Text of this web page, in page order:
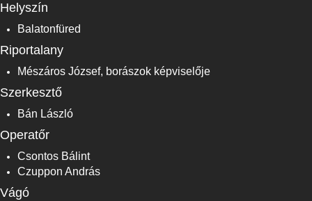
Helyszín
Balatonfüred
Riportalany
Mészáros József, borászok képviselője
Szerkesztő
Bán László
Operatőr
Csontos Bálint
Czuppon András
Vágó